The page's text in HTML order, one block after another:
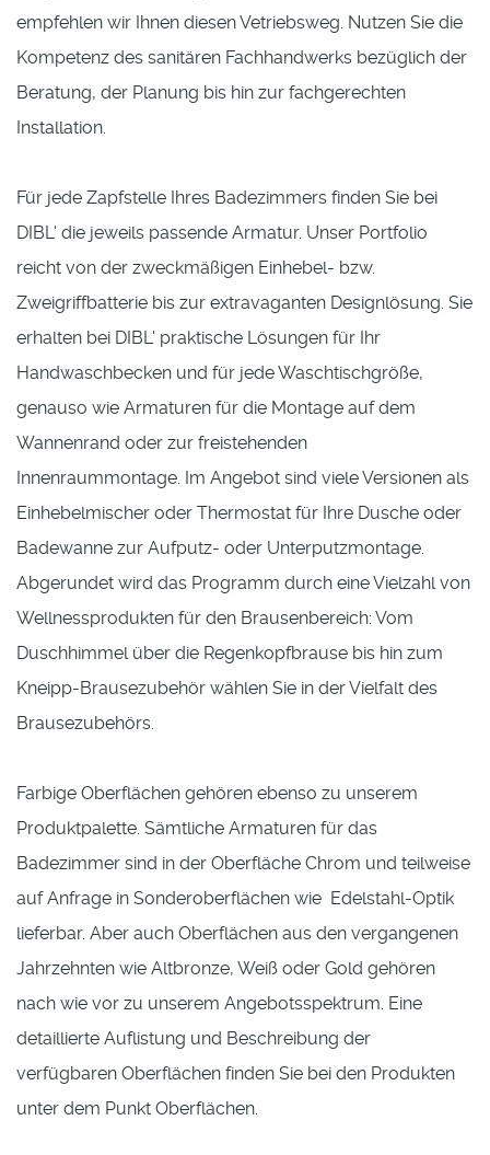
empfehlen wir Ihnen diesen Vetriebsweg. Nutzen Sie die
Kompetenz des sanitären Fachhandwerks bezüglich der
Beratung, der Planung bis hin zur fachgerechten
Installation.
Für jede Zapfstelle Ihres Badezimmers finden Sie bei
DIBL' die jeweils passende Armatur. Unser Portfolio
reicht von der zweckmäßigen Einhebel- bzw.
Zweigriffbatterie bis zur extravaganten Designlösung. Sie
erhalten bei DIBL' praktische Lösungen für Ihr
Handwaschbecken und für jede Waschtischgröße,
genauso wie Armaturen für die Montage auf dem
Wannenrand oder zur freistehenden
Innenraummontage. Im Angebot sind viele Versionen als
Einhebelmischer oder Thermostat für Ihre Dusche oder
Badewanne zur Aufputz- oder Unterputzmontage.
Abgerundet wird das Programm durch eine Vielzahl von
Wellnessprodukten für den Brausenbereich: Vom
Duschhimmel über die Regenkopfbrause bis hin zum
Kneipp-Brausezubehör wählen Sie in der Vielfalt des
Brausezubehörs.
Farbige Oberflächen gehören ebenso zu unserem
Produktpalette. Sämtliche Armaturen für das
Badezimmer sind in der Oberfläche Chrom und teilweise
auf Anfrage in Sonderoberflächen wie Edelstahl-Optik
lieferbar. Aber auch Oberflächen aus den vergangenen
Jahrzehnten wie Altbronze, Weiß oder Gold gehören
nach wie vor zu unserem Angebotsspektrum. Eine
detaillierte Auflistung und Beschreibung der
verfügbaren Oberflächen finden Sie bei den Produkten
unter dem Punkt Oberflächen.